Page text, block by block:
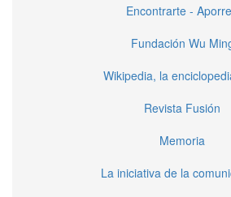
Encontrarte -
Fundación Wu
Wikipedia, la
Revista Fusión
Memoria
La iniciativa de la